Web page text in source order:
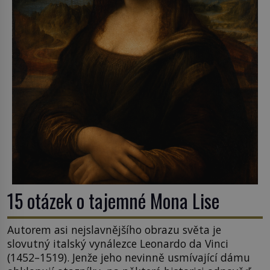
15 otázek o tajemné Mona Lise
Autorem asi nejslavnějšího obrazu světa je
slovutný italský vynálezce Leonardo da Vinci
(1452–1519). Jenže jeho nevinně usmívající dámu